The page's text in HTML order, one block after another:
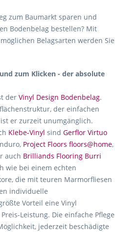
zum Baumarkt sparen und
Bodenbelag bestellen? Mit
Belagsarten werden Sie
zum Klicken - der absolute
der Vinyl Design Bodenbelag.
der einfachen
er zurzeit unumgänglich.
Klebe-Vinyl sind Gerflor Virtuo
Project Floors floors@home,
auch Brilliands Flooring Burri
wie bei einem echten
die mit teuren Marmorfliesen
individuelle
Vorteil eine Vinyl
Leistung. Die einfache Pflege
jederzeit beschädigte